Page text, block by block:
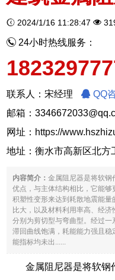
2024/1/16 11:28:47
24小时热线服务：
联系人：宋经理
QQ
邮箱：
网址： https://
地址：衡水市高新区北方
内容简介：金属阻尼器是将软钢
优点，与主体结构相比，它能
积塑性变形来达到耗散地震能
比大，以及材料利用率高、经济
分别为剪切型与弯曲型。经过
滞回曲线饱满，耗能能力强且
能指标均未出......
金属阻尼器是将软钢